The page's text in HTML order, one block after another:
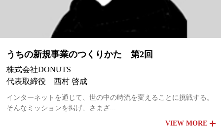
うちの新規事業のつくりかた 第2回
株式会社DONUTS
代表取締役 西村 啓成
インターネットを通じて、世の中の時流を変えることに挑戦する。
そんなミッションを掲げ、さまざ...
VIEW MORE